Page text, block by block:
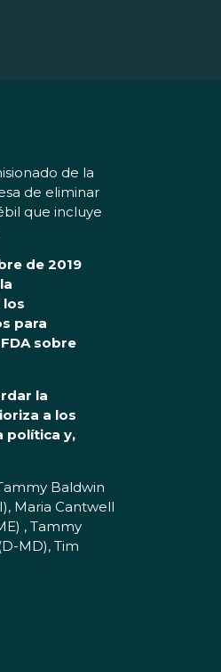
de la
de eliminar
que incluye
de 2019
los
para
sobre
la
a los
política y,
Baldwin
Maria Cantwell
, Tammy
MD), Tim